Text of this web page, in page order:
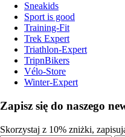
Sneakids
Sport is good
Training-Fit
Trek Expert
Triathlon-Expert
TripnBikers
Vélo-Store
Winter-Expert
Zapisz się do naszego
Skorzystaj z 10% zniżki,